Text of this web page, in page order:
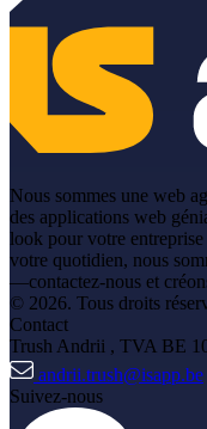
Nous sommes une web
des applications web
look pour votre
votre quotidien, nous
—contactez-nous et
© 2026. Tous droits
Contact
Trush Andrii , TVA BE
andrii.trush@isapp.be
Suivez-nous